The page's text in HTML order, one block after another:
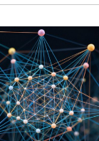
存在性与性
理论提供了对
Laws)的
何系统性赋
代的技术趋势
遇。其次，
技术框架。
系：AGI for